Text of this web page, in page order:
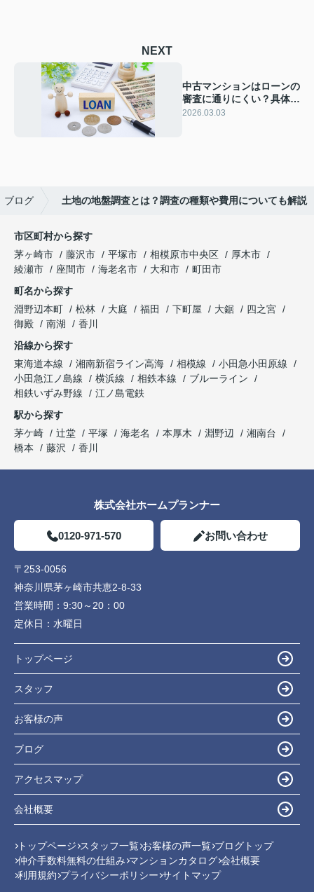
NEXT
中古マンションはローンの
審査に通りにくい？具体的
な特徴をご紹介！
2026.03.03
ブログ 土地の地盤調査とは？調査の種類や費用についても解説
市区町村から探す
茅ヶ崎市
藤沢市 平塚市 相模原市中央区
厚木市
綾瀬市
座間市 海老名市 大和市
町田市
町名から探す
淵野辺本町
松林 大庭 福田 下町屋 大鋸
四之宮
御殿
南湖
香川
沿線から探す
東海道本線
湘南新宿ライン高海 相模線
小田急小田原線
小田急江ノ島線
横浜線 相鉄本線
ブルーライン
相鉄いずみ野線
江ノ島電鉄
駅から探す
茅ケ崎
辻堂 平塚 海老名 本厚木 淵野辺
湘南台
橋本
藤沢 香川
株式会社ホームプランナー
0120-971-570 お問い合わせ
〒253-0056
神奈川県茅ヶ崎市共恵2-8-33
営業時間： 9:30～20：00
定休日： 水曜日
トップページ
スタッフ
お客様の声
ブログ
アクセスマップ
会社概要
トップページ スタッフ一覧 お客様の声一覧 ブログトップ
仲介手数料無料の仕組み マンションカタログ 会社概要
利用規約 プライバシーポリシー サイトマップ